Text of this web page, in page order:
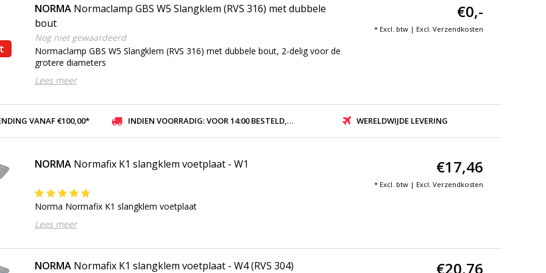
NORMA Normaclamp GBS W5 Slangklem (RVS 316) met dubbele
bout
Nog niet gewaardeerd
Normaclamp GBS W5 Slangklem (RVS 316) met dubbele bout, 2-delig voor de
grotere diameters
Lees meer
€0,-
* Excl. btw | Excl. Verzendkosten
VANAF €100,00* INDIEN VOORRADIG: VOOR 14:00 BESTELD, ZELFDE DAG VERZONDEN WERELDWIJDE LEVERING
NORMA Normafix K1 slangklem voetplaat - W1
Norma Normafix K1 slangklem voetplaat
Lees meer
€17,46
* Excl. btw | Excl. Verzendkosten
NORMA Normafix K1 slangklem voetplaat - W4 (RVS 304) €20,76